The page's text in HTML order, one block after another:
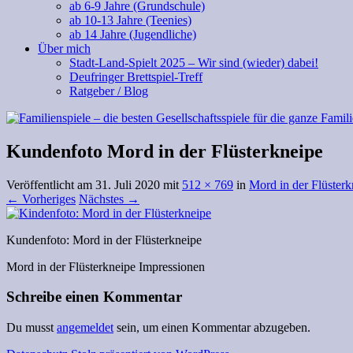
ab 6-9 Jahre (Grundschule)
ab 10-13 Jahre (Teenies)
ab 14 Jahre (Jugendliche)
Über mich
Stadt-Land-Spielt 2025 – Wir sind (wieder) dabei!
Deufringer Brettspiel-Treff
Ratgeber / Blog
Kundenfoto Mord in der Flüsterkneipe
Veröffentlicht am 31. Juli 2020 mit 512 × 769 in Mord in der
← Vorheriges Nächstes →
Kundenfoto: Mord in der Flüsterkneipe
Mord in der Flüsterkneipe Impressionen
Schreibe einen Kommentar
Du musst angemeldet sein, um einen Kommentar abzugeben.